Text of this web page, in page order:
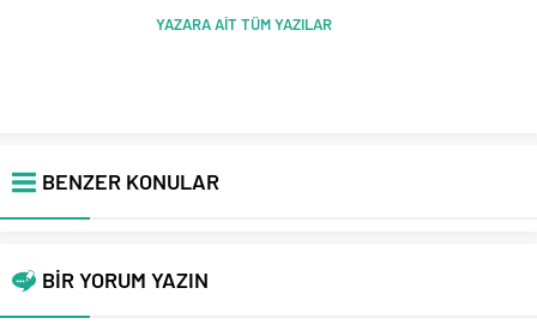
YAZARA AİT TÜM YAZILAR
BENZER KONULAR
BİR YORUM YAZIN